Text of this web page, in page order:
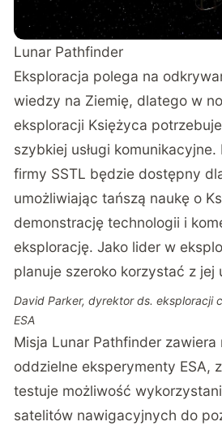
Lunar Pathfinder
Eksploracja polega na
wiedzy na Ziemię, dlatego w
eksploracji Księżyca
szybkiej usługi
firmy SSTL będzie dostępny
umożliwiając tańszą naukę o
demonstrację technologii i
eksplorację. Jako lider w
planuje szeroko korzystać z jej
David Parker, dyrektor ds. eksploracji
ESA
Misja Lunar Pathfinder zawiera
oddzielne eksperymenty ESA,
testuje możliwość
satelitów nawigacyjnych do